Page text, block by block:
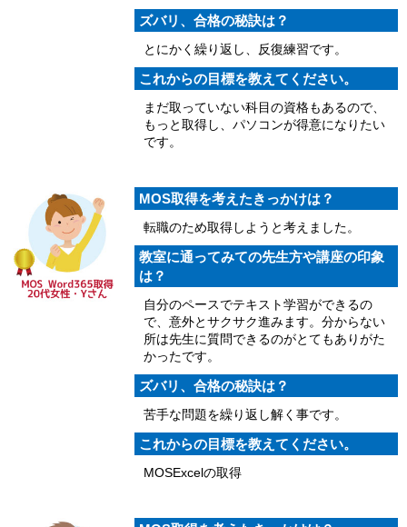
ズバリ、合格の秘訣は？
とにかく繰り返し、反復練習です。
これからの目標を教えてください。
まだ取っていない科目の資格もあるので、
もっと取得し、パソコンが得意になりたい
です。
MOS取得を考えたきっかけは？
転職のため取得しようと考えました。
教室に通ってみての先生方や講座の印象
は？
自分のペースでテキスト学習ができるの
で、意外とサクサク進みます。分からない
所は先生に質問できるのがとてもありがた
かったです。
ズバリ、合格の秘訣は？
苦手な問題を繰り返し解く事です。
これからの目標を教えてください。
MOSExcelの取得